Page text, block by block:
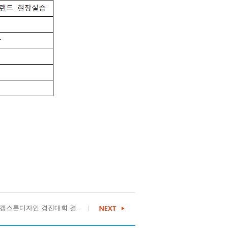
스톤디자인 경진대회 결..